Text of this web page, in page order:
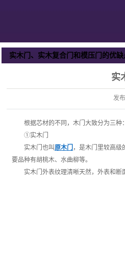
实木门、实木复合门和模压门的优
实
发
根据芯材的不同，木门大致分为三种：
①实木门
实木门也叫原木门 ，是木门里较高级
要品种有胡桃木、水曲柳等。
实木门外表纹理清晰天然，外表和断